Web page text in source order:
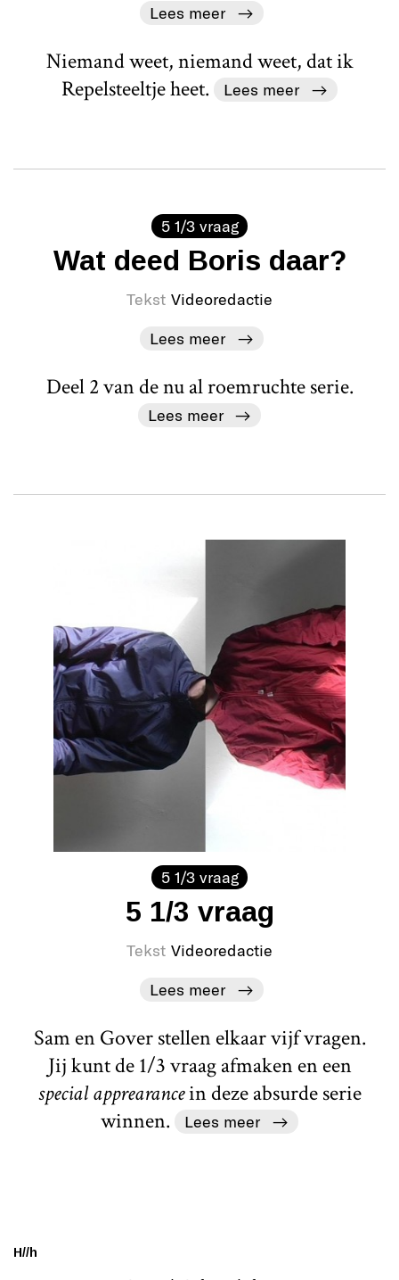
Lees meer
Niemand weet, niemand weet, dat ik
Repelsteeltje heet.
Lees meer
5 1/3 vraag
Wat deed Boris daar?
Tekst Videoredactie
Lees meer
Deel 2 van de nu al roemruchte serie.
Lees meer
5 1/3 vraag
5 1/3 vraag
Tekst Videoredactie
Lees meer
Sam en Gover stellen elkaar vijf vragen.
Jij kunt de 1/3 vraag afmaken en een
special apprearancein deze absurde serie
winnen.
Lees meer
H//h